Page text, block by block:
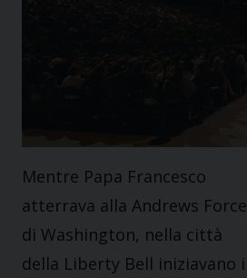
Mentre Papa Francesco
atterrava alla Andrews Force
di Washington, nella città
della Liberty Bell iniziavano i